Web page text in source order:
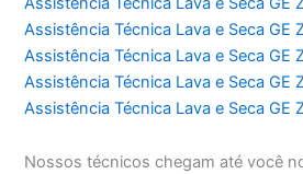
Assistência Técnica Lava e Seca GE
Assistência Técnica Lava e Seca GE
Assistência Técnica Lava e Seca GE
Assistência Técnica Lava e Seca GE
Nossos técnicos chegam até você